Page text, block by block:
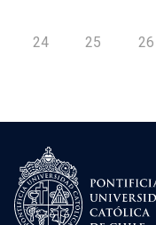
24 25 26